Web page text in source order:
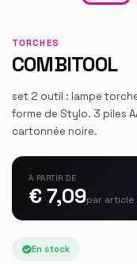
TORCHES
COMBITOOL
set 2 outil : lampe
forme de Stylo. 3 piles
cartonnée noire.
À PARTIR DE
€ 7,09par article
En stock